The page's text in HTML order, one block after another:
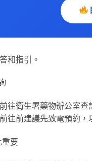
和指引。
往衛生署藥物辦公室
往前建議先致電預約，
重要